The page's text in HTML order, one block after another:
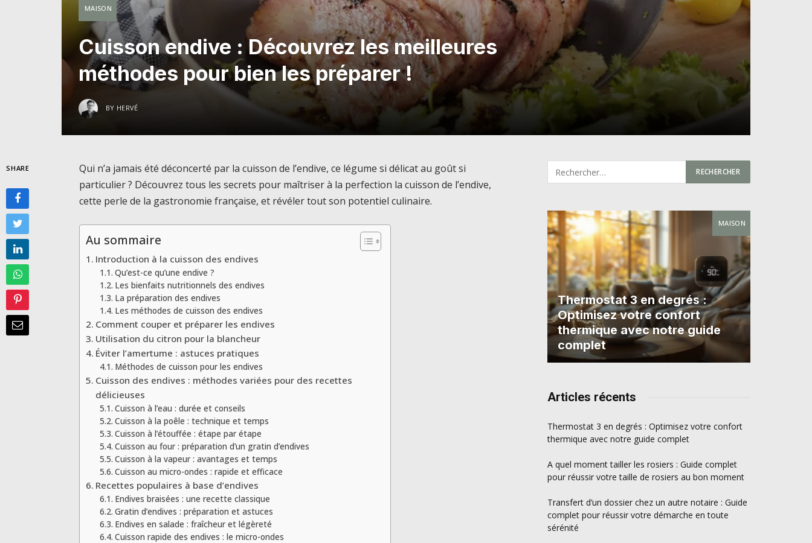
MAISON
Cuisson endive : Découvrez les meilleures
méthodes pour bien les préparer !
BY HERVÉ
SHARE
Qui n’a jamais été déconcerté par la cuisson de l’endive, ce légume si délicat au goût si
particulier ? Découvrez tous les secrets pour maîtriser à la perfection la cuisson de l’endive,
cette perle de la gastronomie française, et révéler tout son potentiel culinaire.
Au sommaire
Introduction à la cuisson des endives
Qu’est-ce qu’une endive ?
Les bienfaits nutritionnels des endives
La préparation des endives
Les méthodes de cuisson des endives
Comment couper et préparer les endives
Utilisation du citron pour la blancheur
Éviter l’amertume : astuces pratiques
Méthodes de cuisson pour les endives
Cuisson des endives : méthodes variées pour des recettes
délicieuses
Cuisson à l’eau : durée et conseils
Cuisson à la poêle : technique et temps
Cuisson à l’étouffée : étape par étape
Cuisson au four : préparation d’un gratin d’endives
Cuisson à la vapeur : avantages et temps
Cuisson au micro-ondes : rapide et efficace
Recettes populaires à base d’endives
Endives braisées : une recette classique
Gratin d’endives : préparation et astuces
Endives en salade : fraîcheur et légèreté
Cuisson rapide des endives : le micro-ondes
MAISON
Thermostat 3 en degrés :
Optimisez votre confort
thermique avec notre guide
complet
Articles récents
Thermostat 3 en degrés : Optimisez votre confort
thermique avec notre guide complet
A quel moment tailler les rosiers : Guide complet
pour réussir votre taille de rosiers au bon moment
Transfert d’un dossier chez un autre notaire : Guide
complet pour réussir votre démarche en toute
sérénité